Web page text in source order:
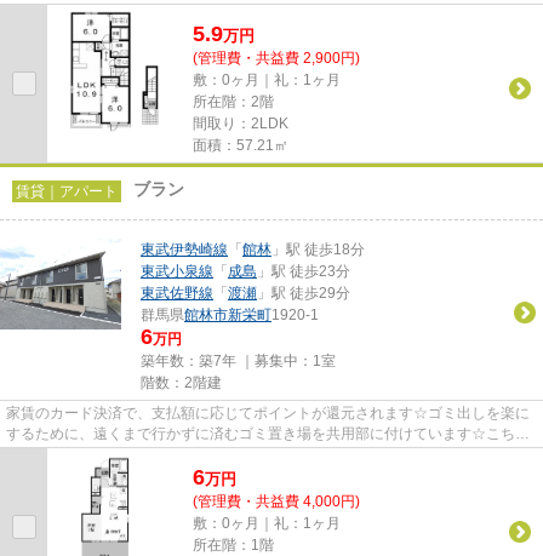
情報：ウッドヴィラージュの...
5.9万円
(管理費・共益費 2,900円)
敷：0ヶ月｜礼：1ヶ月
所在階：2階
間取り：2LDK
面積：57.21㎡
賃貸｜アパート ブラン
東武伊勢崎線 「 館林 」駅 徒歩18分
東武小泉線 「 成島 」駅 徒歩23分
東武佐野線 「 渡瀬 」駅 徒歩29分
群馬県館林市新栄町1920-1
6万円
築年数：築7年 ｜募集中： 1室
階数：2階建
家賃のカード決済で、支払額に応じてポイントが還元されます☆ゴミ出しを楽に
するために、遠くまで行かずに済むゴミ置き場を共用部に付けています☆こちら
は賃料6万円の物件です☆ぜひ一...
6万円
(管理費・共益費 4,000円)
敷：0ヶ月｜礼：1ヶ月
所在階：1階